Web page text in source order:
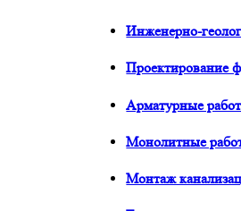
Инженерно-
Проектирование
Арматурные
Монолитные
Монтаж